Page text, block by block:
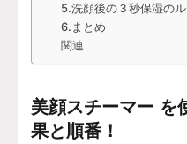
5.洗顔後の３秒保湿の
6.まとめ
関連
美顔スチーマー を
果と順番！